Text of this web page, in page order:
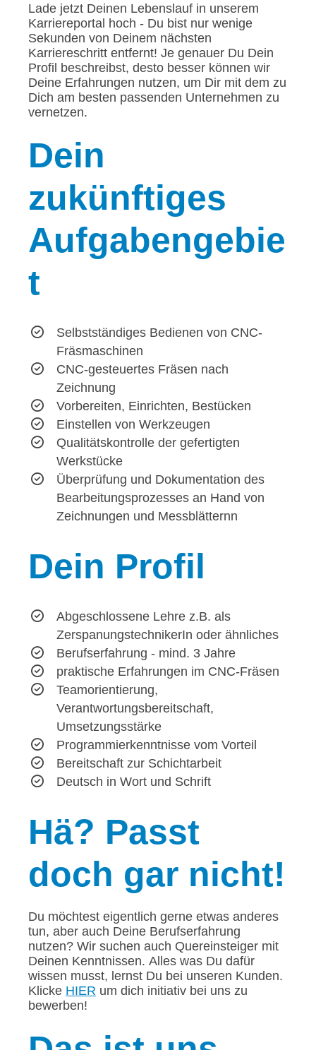
Lade jetzt Deinen Lebenslauf in unserem
Karriereportal hoch - Du bist nur wenige
Sekunden von Deinem nächsten
Karriereschritt entfernt! Je genauer Du Dein
Profil beschreibst, desto besser können wir
Deine Erfahrungen nutzen, um Dir mit dem zu
Dich am besten passenden Unternehmen zu
vernetzen.
Dein
zukünftiges
Aufgabengebie
t
Selbstständiges Bedienen von CNC-
Fräsmaschinen
CNC-gesteuertes Fräsen nach
Zeichnung
Vorbereiten, Einrichten, Bestücken
Einstellen von Werkzeugen
Qualitätskontrolle der gefertigten
Werkstücke
Überprüfung und Dokumentation des
Bearbeitungsprozesses an Hand von
Zeichnungen und Messblätternn
Dein Profil
Abgeschlossene Lehre z.B. als
ZerspanungstechnikerIn oder ähnliches
Berufserfahrung - mind. 3 Jahre
praktische Erfahrungen im CNC-Fräsen
Teamorientierung,
Verantwortungsbereitschaft,
Umsetzungsstärke
Programmierkenntnisse vom Vorteil
Bereitschaft zur Schichtarbeit
Deutsch in Wort und Schrift
Hä? Passt
doch gar nicht!
Du möchtest eigentlich gerne etwas anderes
tun, aber auch Deine Berufserfahrung
nutzen? Wir suchen auch Quereinsteiger mit
Deinen Kenntnissen. Alles was Du dafür
wissen musst, lernst Du bei unseren Kunden.
Klicke HIER um dich initiativ bei uns zu
bewerben!